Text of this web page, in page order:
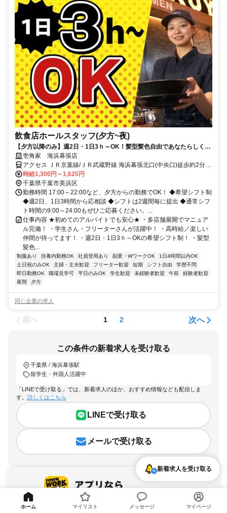
飲食店ホールスタッフ(夕方~夜)
【夕方以降のみ】週2日・1日3ｈ～OK！髪型髪色自由であなたらしく勤
務！壱角家 海浜幕張店
アクセス ＪＲ京葉線/ＪＲ武蔵野線 海浜幕張北口(中央口)徒歩約2分、
京成千葉線 京成幕張徒歩約24分、ＪＲ総武本線 幕張南口徒歩約25分
時給1,300円～1,625円
千葉県千葉市美浜区
勤務時間 17:00～22:00など、夕方からの勤務でOK！ ◆希望シフト制
◆週2日、1日3時間から応相談 ◆シフトは2週間毎に提出 ◆通常シフ
ト時間の9:00～24:00もぜひご応募ください。...
仕事内容 ★初めてのアルバイトでも安心★ ・多店舗展開でマニュア
ル完備！ ・学生さん・フリーターさんが活躍中！ ・高時給／楽しい
仲間が待ってます！ ・週2日・1日3ｈ～OKの希望シフト制！ ・髪型
髪色...
制服あり 扶養内勤務OK 社員登用あり 副業・WワークOK
1日4時間以内OK
土日祝のみOK
主婦・主夫歓迎 フリーター歓迎 短期 シフト自由
学歴不問
即日勤務OK
職場見学可 平日のみOK 学生歓迎 未経験者歓迎 午前
経験者歓迎
夜間
夕方
同じ企業の求人
前へ 1 2 次へ
この条件の新着求人を受け取る
千葉県 / 海浜幕張駅
留学生・外国人活躍中
「LINEで受け取る」では、新着求人のほか、おすすめ情報なども配信しま
す。 詳しくはこちら
LINEで受け取る
メールで受け取る
新着求人を受け取る
ホーム マイリスト メッセージ マイページ